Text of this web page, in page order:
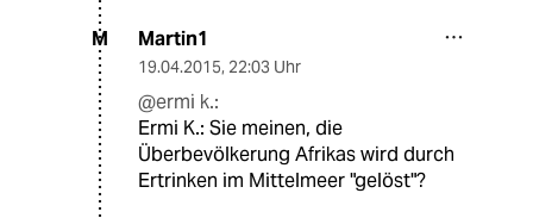
M Martin1
19.04.2015, 22:03 Uhr
@ermi k.:
Ermi K.: Sie meinen, die
Überbevölkerung Afrikas wird durch
Ertrinken im Mittelmeer "gelöst"?